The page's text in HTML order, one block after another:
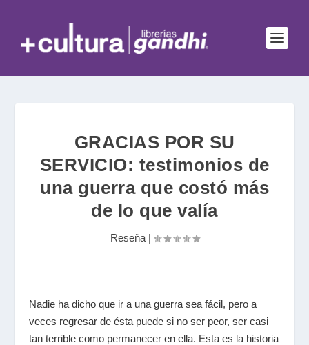
GRACIAS POR SU
SERVICIO: testimonios de
una guerra que costó más
de lo que valía
Reseña|
Nadie ha dicho que ir a una guerra sea fácil, pero a
veces regresar de ésta puede si no ser peor, ser casi
tan terrible como permanecer en ella. Esta es la historia